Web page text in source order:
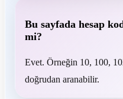
Bu sayfada hesap
mi?
Evet. Örneğin 10, 100,
doğrudan aranabilir.